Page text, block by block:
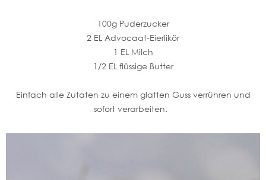
100g Puderzucker
2 EL Advocaat-Eierlikör
1 EL Milch
1/2 EL flüssige Butter
Einfach alle Zutaten zu einem glatten Guss verrühren und
sofort verarbeiten.